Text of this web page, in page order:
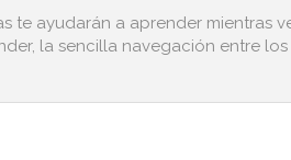
te ayudarán a aprender mientras
la sencilla navegación entre